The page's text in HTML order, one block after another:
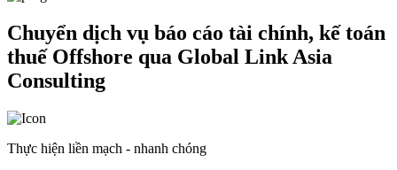
Chuyển dịch vụ báo cáo tài chính, kế toán
thuế Offshore qua Global Link Asia
Consulting
Thực hiện liền mạch - nhanh chóng